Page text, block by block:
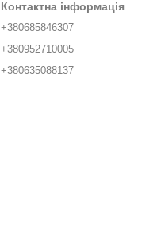
Контактна інформація
+380685846307
+380952710005
+380635088137